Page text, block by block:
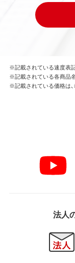
※記載されている速度表
※記載されている各商品
※記載されている価格は、
法人